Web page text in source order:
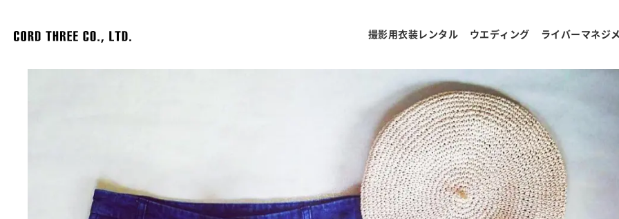
撮影用衣装レンタル ウエディング ライバーマネジ